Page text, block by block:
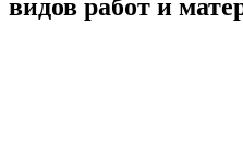
видов работ и